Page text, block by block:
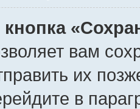
кнопка
вам
их
в